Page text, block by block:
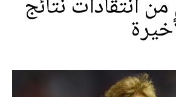
انتقادات نتائج